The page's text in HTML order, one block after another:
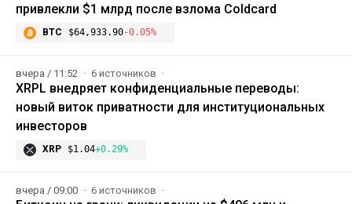
привлекли $1 млрд после взлома Coldcard
BTC $64,933.90-0.05%
вчера / 11:52 6 источников
XRPL внедряет конфиденциальные переводы:
новый виток приватности для институциональных
инвесторов
XRP $1.04+0.29%
вчера / 09:00 6 источников